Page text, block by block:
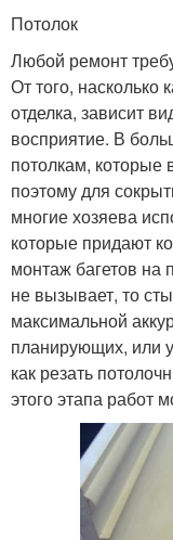
Потолок
Любой ремонт
От того,
отделка, зависит
восприятие. В
потолкам, которые
поэтому для
многие хозяева
которые придают
монтаж багетов на
не вызывает, то
максимальной
планирующих, или
как резать
этого этапа работ